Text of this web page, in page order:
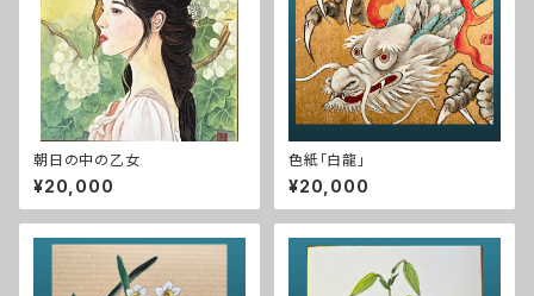
朝日の中の乙女
¥20,000
色紙「白龍」
¥20,000